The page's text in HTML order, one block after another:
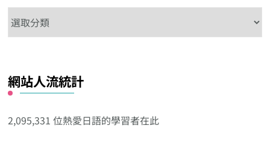
這
其
他
類
網站人流統計
2,095,331 位熱愛日語的學習者在此